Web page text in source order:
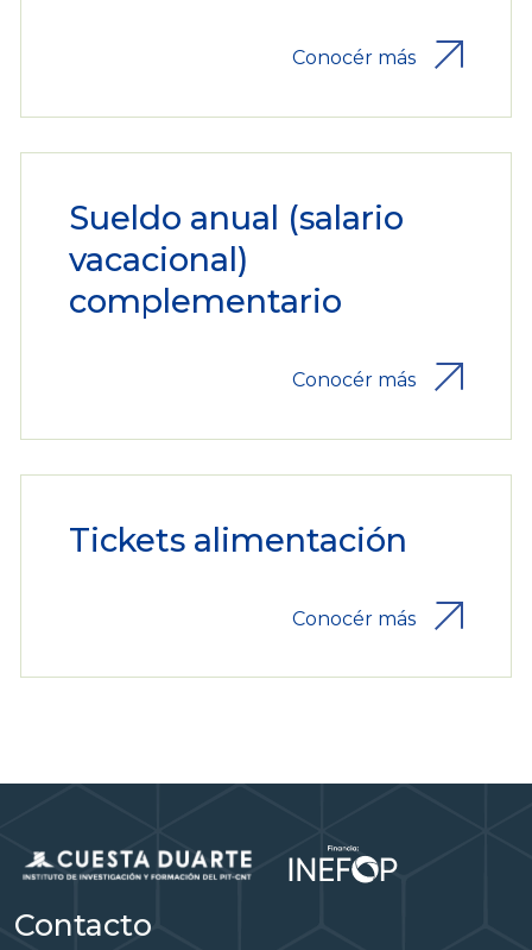
Conocér más
Sueldo anual (salario
vacacional)
complementario
Conocér más
Tickets alimentación
Conocér más
Contacto